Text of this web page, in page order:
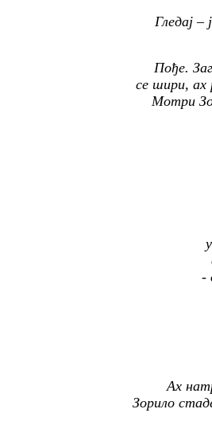
Гледај –
Пође.
се шири, ах
Мотри
-
Ах
Зорило